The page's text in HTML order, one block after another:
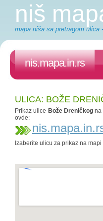
niš
mapa niša sa pretragom ulica
nis.mapa.in.rs
ULICA: BOŽE
Prikaz ulice Bože Dreničkog na
ovde:
Izaberite ulicu za prikaz na mapi